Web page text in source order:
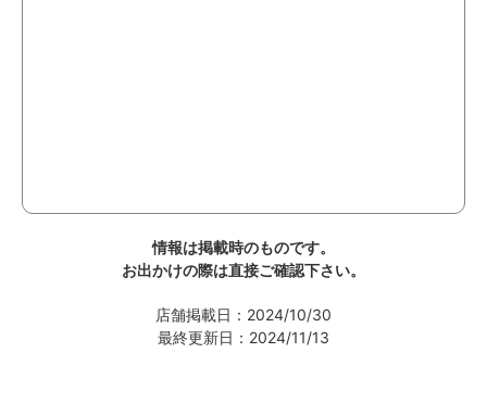
情報は掲載時のものです。
お出かけの際は直接ご確認下さい。
店舗掲載日：2024/10/30
最終更新日：2024/11/13